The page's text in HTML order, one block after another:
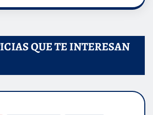
QUE TE INTERESAN